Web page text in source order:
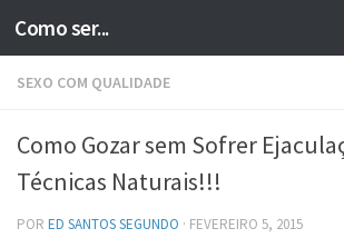
Skip to content
Como ser...
SEXO COM QUALIDADE
Como Gozar sem Sofrer
Técnicas Naturais!!!
POR ED SANTOS SEGUNDO · FEVEREIRO 5, 2015